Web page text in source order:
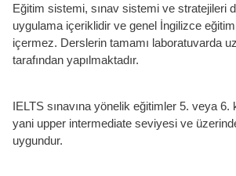
Eğitim sistemi, sınav sistemi ve stratejileri
uygulama içeriklidir ve genel İngilizce eğitim
içermez. Derslerin tamamı laboratuvarda
tarafından yapılmaktadır.
IELTS sınavına yönelik eğitimler 5. veya
yani upper intermediate seviyesi ve
uygundur.